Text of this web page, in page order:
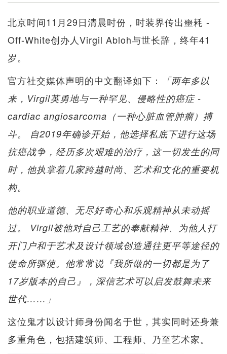
北京时间11月29日清晨时份，时装界传出噩耗 -
Off-White创办人Virgil Abloh与世长辞，终年41
岁。
官方社交媒体声明的中文翻译如下：
「两年多以
来，Virgil英勇地与一种罕见、侵略性的癌症 -
cardiac angiosarcoma（一种心脏血管肿瘤）搏
斗。 自2019年确诊开始，他选择私底下进行这场
抗癌战争，经历多次艰难的治疗，这一切发生的同
时，他执掌着几家跨越时尚、艺术和文化的重要机
构。
他的职业道德、无尽好奇心和乐观精神从未动摇
过。 Virgil被他对自己工艺的奉献精神、为他人打
开门户和于艺术及设计领域创造通往更平等途径的
使命所驱使。他常常说『我所做的一切都是为了
17岁版本的自己』，深信艺术可以启发鼓舞未来
世代……」
这位鬼才以设计师身份闻名于世，其实同时还身兼
多重角色，包括建筑师、工程师、乃至艺术家。